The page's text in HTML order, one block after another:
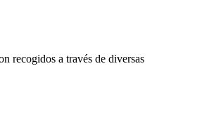
recogidos a través de diversas